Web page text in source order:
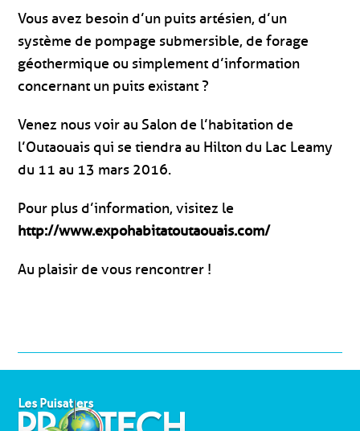
Vous avez besoin d’un puits artésien, d’un
système de pompage submersible, de forage
géothermique ou simplement d’information
concernant un puits existant ?
Venez nous voir au Salon de l’habitation de
l’Outaouais qui se tiendra au Hilton du Lac Leamy
du 11 au 13 mars 2016.
Pour plus d’information, visitez le
http://www.expohabitatoutaouais.com/
Au plaisir de vous rencontrer !